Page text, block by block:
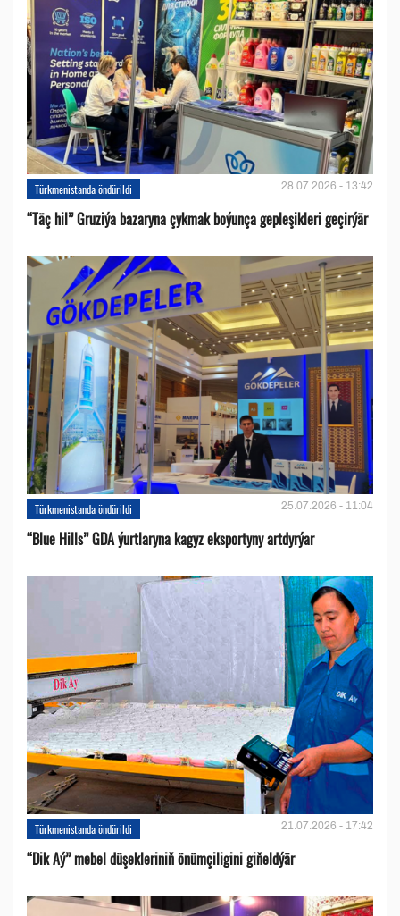
Türkmenistanda öndürildi 28.07.2026 - 13:42
“Täç hil” Gruziýa bazaryna çykmak boýunça gepleşikleri geçirýär
Türkmenistanda öndürildi 25.07.2026 - 11:04
“Blue Hills” GDA ýurtlaryna kagyz eksportyny artdyrýar
Türkmenistanda öndürildi 21.07.2026 - 17:42
“Dik Aý” mebel düşekleriniň önümçiligini giňeldýär